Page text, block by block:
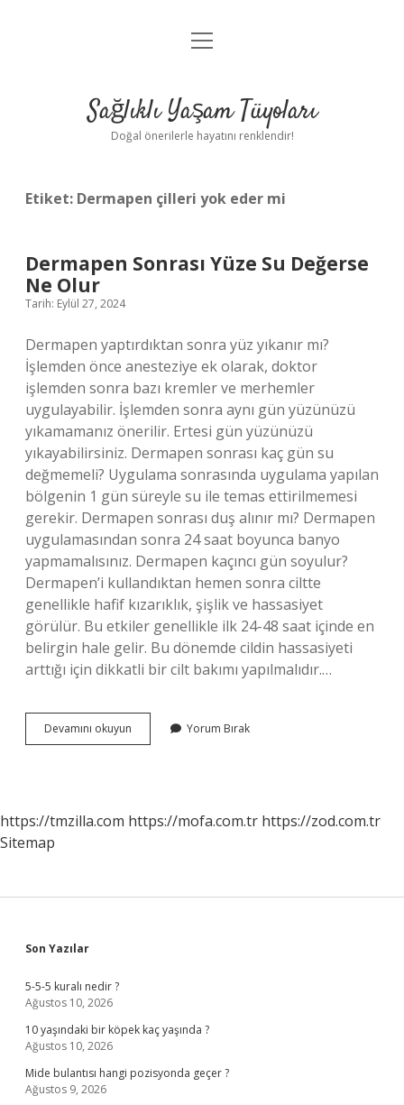
Anasayfa
Yasal Uyarı
menüyü
Sağlıklı Yaşam Tüyoları
Doğal önerilerle hayatını renklendir!
Etiket: Dermapen çilleri yok eder mi
Dermapen Sonrası Yüze Su Değerse
Ne Olur
Tarih: Eylül 27, 2024
Dermapen yaptırdıktan sonra yüz yıkanır mı?
İşlemden önce anesteziye ek olarak, doktor
işlemden sonra bazı kremler ve merhemler
uygulayabilir. İşlemden sonra aynı gün yüzünüzü
yıkamamanız önerilir. Ertesi gün yüzünüzü
yıkayabilirsiniz. Dermapen sonrası kaç gün su
değmemeli? Uygulama sonrasında uygulama yapılan
bölgenin 1 gün süreyle su ile temas ettirilmemesi
gerekir. Dermapen sonrası duş alınır mı? Dermapen
uygulamasından sonra 24 saat boyunca banyo
yapmamalısınız. Dermapen kaçıncı gün soyulur?
Dermapen’i kullandıktan hemen sonra ciltte
genellikle hafif kızarıklık, şişlik ve hassasiyet
görülür. Bu etkiler genellikle ilk 24-48 saat içinde en
belirgin hale gelir. Bu dönemde cildin hassasiyeti
arttığı için dikkatli bir cilt bakımı yapılmalıdır.…
Devamını okuyun Dermapen
Sonrası
Olur
Yorum Bırak
https://tmzilla.com https://mofa.com.tr https://zod.com.tr
Sitemap
Sidebar
Son Yazılar
5-5-5 kuralı nedir ?
Ağustos 10, 2026
10 yaşındaki bir köpek kaç yaşında ?
Ağustos 10, 2026
Mide bulantısı hangi pozisyonda geçer ?
Ağustos 9, 2026